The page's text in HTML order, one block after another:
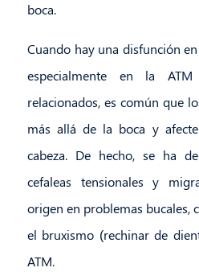
boca.
Cuando hay una disfunción
especialmente en la
relacionados, es común que
más allá de la boca y
cabeza. De hecho, se ha
cefaleas tensionales y
origen en problemas bucales,
el bruxismo (rechinar de
ATM.